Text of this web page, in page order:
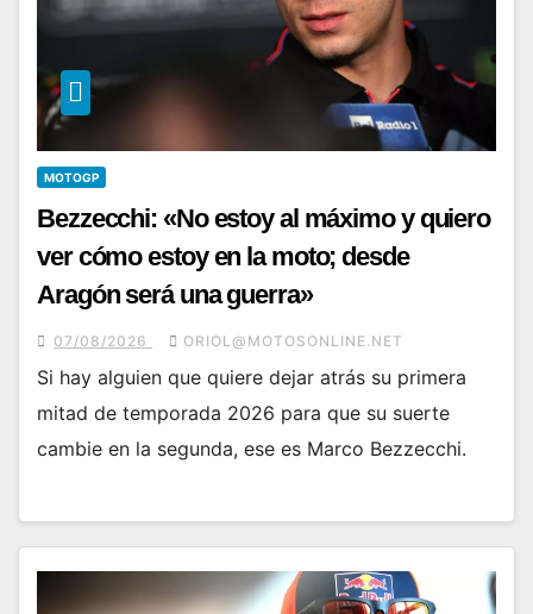
MOTOGP
Bezzecchi: «No estoy al máximo y quiero
ver cómo estoy en la moto; desde
Aragón será una guerra»
07/08/2026 ORIOL@MOTOSONLINE.NET
Si hay alguien que quiere dejar atrás su primera
mitad de temporada 2026 para que su suerte
cambie en la segunda, ese es Marco Bezzecchi.